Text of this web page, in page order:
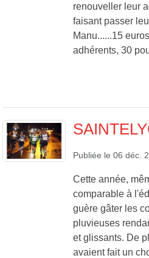
renouveller leur
faisant passer
Manu......15
adhérents, 30
Publiée le 06 déc.
Cette année,
comparable à
guère gâter les
pluvieuses
et glissants. De
avaient fait un